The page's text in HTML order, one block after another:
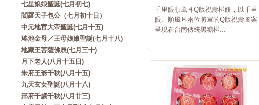
七星娘娘聖誕(七月初七)
閻羅天子包公（七月初十日）
中元地官大帝聖誕(七月十五)
瑤池金母／王母娘娘聖誕(七月十八)
地藏王菩薩佛辰(七月三十)
月下老人(八月十五日)
朱府王爺千秋(八月十五)
九天玄女聖誕(八月十八)
邢府千歲千秋(八月廿三)
千里眼順風耳Q版祝壽椪餅，以千里
眼、順風耳兩位將軍的Q版祝壽圖案
呈現在台南傳統黑糖椪...